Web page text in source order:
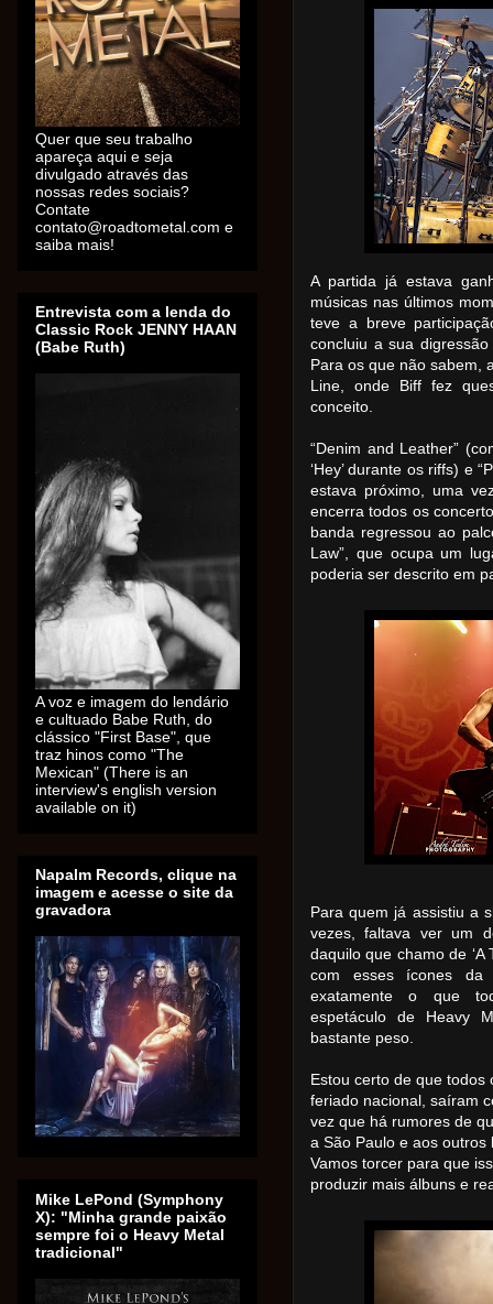
A partida já estava
músicas nas últimos
teve a breve
concluiu a sua
Para os que não sabem,
Line, onde Biff fez
conceito.
“Denim and Leather”
‘Hey’ durante os riffs) e
estava próximo, uma
encerra todos os
banda regressou ao
Law”, que ocupa um
poderia ser descrito em
Para quem já assistiu a
vezes, faltava ver um
daquilo que chamo de ‘A
com esses ícones da
exatamente o que
espetáculo de Heavy
bastante peso.
Estou certo de que todos
feriado nacional, saíram
vez que há rumores de
a São Paulo e aos
Vamos torcer para que
produzir mais álbuns e
Quer que seu trabalho
apareça aqui e seja
divulgado através das
nossas redes sociais?
Contate
contato@roadtometal.com e
saiba mais!
Entrevista com a lenda do
Classic Rock JENNY HAAN
(Babe Ruth)
A voz e imagem do lendário
e cultuado Babe Ruth, do
clássico "First Base", que
traz hinos como "The
Mexican" (There is an
interview's english version
available on it)
Napalm Records, clique na
imagem e acesse o site da
gravadora
Mike LePond (Symphony
X): "Minha grande paixão
sempre foi o Heavy Metal
tradicional"